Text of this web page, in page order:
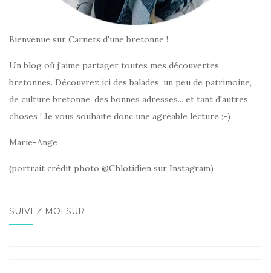
Bienvenue sur Carnets d'une bretonne !
Un blog où j'aime partager toutes mes découvertes
bretonnes. Découvrez ici des balades, un peu de patrimoine,
de culture bretonne, des bonnes adresses... et tant d'autres
choses ! Je vous souhaite donc une agréable lecture ;-)
Marie-Ange
(portrait crédit photo @Chlotidien sur Instagram)
SUIVEZ MOI SUR :